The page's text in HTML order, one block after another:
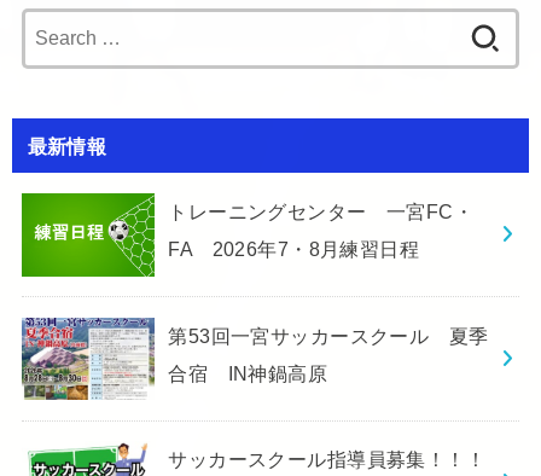
for:
最新情報
トレーニングセンター 一宮FC・
FA 2026年7・8月練習日程
第53回一宮サッカースクール 夏季
合宿 IN神鍋高原
サッカースクール指導員募集！！！